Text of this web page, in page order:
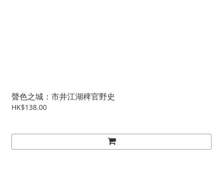
聲色之城：市井江湖稗官野史
HK$138.00